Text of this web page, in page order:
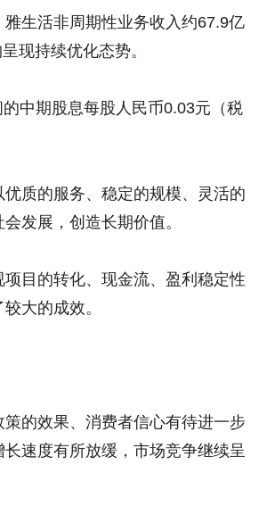
生活非周期性业务收入约67.9亿
现持续优化态势。
中期股息每股人民币0.03元（税
质的服务、稳定的规模、灵活的
发展，创造长期价值。
目的转化、现金流、盈利稳定性
大的成效。
的效果、消费者信心有待进一步
速度有所放缓，市场竞争继续呈